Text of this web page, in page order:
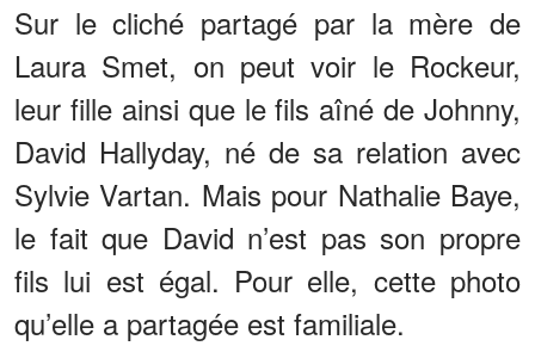
Sur le cliché partagé par la mère de
Laura Smet, on peut voir le Rockeur,
leur fille ainsi que le fils aîné de Johnny,
David Hallyday, né de sa relation avec
Sylvie Vartan. Mais pour Nathalie Baye,
le fait que David n’est pas son propre
fils lui est égal. Pour elle, cette photo
qu’elle a partagée est familiale.